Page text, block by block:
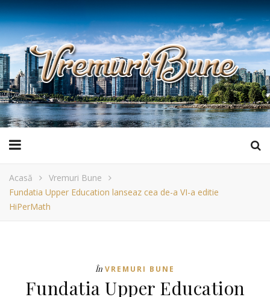
Acasă
Vremuri Bune
Fundatia Upper Education lanseaz cea de-a VI-a editie
HiPerMath
În VREMURI BUNE
Fundatia Upper Education